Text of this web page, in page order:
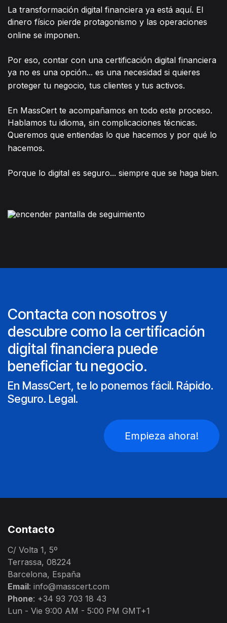
La transformación digital financiera ya está aquí. El
dinero físico pierde protagonismo y las operaciones
online se imponen.
Por eso, contar con una certificación digital financiera
ya no es una opción... es una necesidad si quieres
proteger tu negocio, tus clientes y tus activos.
En MassCert te acompañamos en todo este proceso.
Hablamos tu idioma, sin complicaciones técnicas.
Queremos que entiendas lo que hacemos y por qué lo
hacemos.
Porque lo digital es seguro... siempre que se haga bien.
Contacta con nosotros y
descubre como la certificación
digital financiera puede
beneficiar tu negocio.
En MassCert, te lo ponemos fácil. Rápido.
Seguro. Legal.
Empieza ahora!
Contacto
C/ Volta 1, 5º
Terrassa, 08224
Barcelona, España
Email: info@masscert.com
Phone: +34 93 703 18 43
Lun - Vie 9:00 AM - 5:00 PM GMT+1